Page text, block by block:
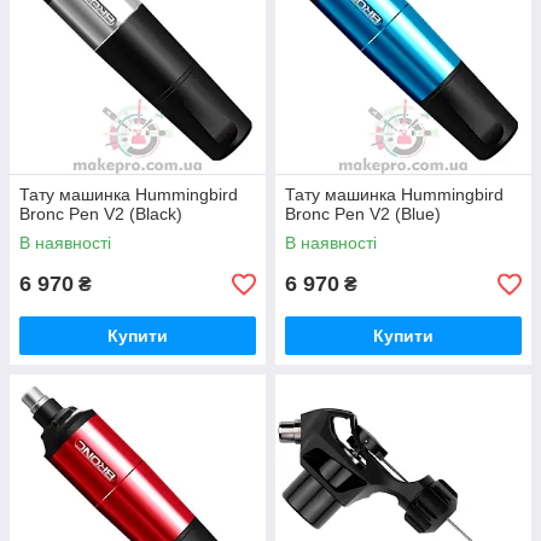
Тату машинка Hummingbird
Bronc Pen V2 (Black)
В наявності
6 970 ₴
Купити
Тату машинка Hummingbird
Bronc Pen V2 (Blue)
В наявності
6 970 ₴
Купити